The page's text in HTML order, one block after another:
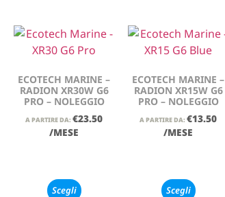
ECOTECH MARINE –
RADION XR30W G6
PRO – NOLEGGIO
A PARTIRE DA: €23.50
/MESE
Scegli
ECOTECH MARINE –
RADION XR15W G6
PRO – NOLEGGIO
A PARTIRE DA: €13.50
/MESE
Scegli